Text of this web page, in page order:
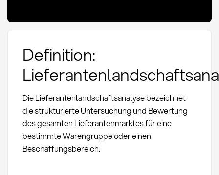
Definition:
Die Lieferantenlandschaftsanalyse bezeichnet
die strukturierte Untersuchung und Bewertung
des gesamten Lieferantenmarktes für eine
bestimmte Warengruppe oder einen
Beschaffungsbereich.